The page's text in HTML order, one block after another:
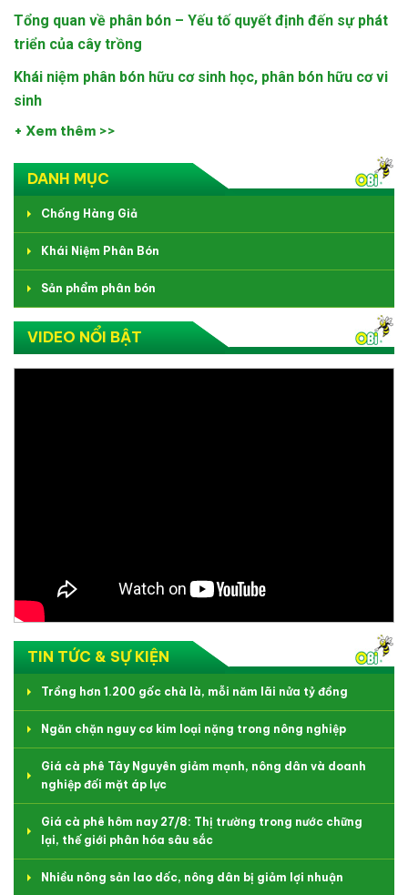
Tổng quan về phân bón – Yếu tố quyết định đến sự phát
triển của cây trồng
Khái niệm phân bón hữu cơ sinh học, phân bón hữu cơ vi
sinh
+ Xem thêm >>
DANH MỤC
Chống Hàng Giả
Khái Niệm Phân Bón
Sản phẩm phân bón
VIDEO NỔI BẬT
TIN TỨC & SỰ KIỆN
Trồng hơn 1.200 gốc chà là, mỗi năm lãi nửa tỷ đồng
Ngăn chặn nguy cơ kim loại nặng trong nông nghiệp
Giá cà phê Tây Nguyên giảm mạnh, nông dân và doanh
nghiệp đối mặt áp lực
Giá cà phê hôm nay 27/8: Thị trường trong nước chững
lại, thế giới phân hóa sâu sắc
Nhiều nông sản lao dốc, nông dân bị giảm lợi nhuận